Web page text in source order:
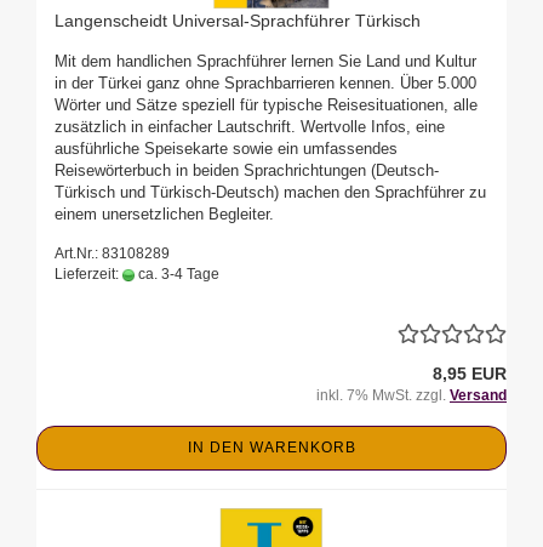
Langenscheidt Universal-Sprachführer Türkisch
Mit dem handlichen Sprachführer lernen Sie Land und Kultur
in der Türkei ganz ohne Sprachbarrieren kennen. Über 5.000
Wörter und Sätze speziell für typische Reisesituationen, alle
zusätzlich in einfacher Lautschrift. Wertvolle Infos, eine
ausführliche Speisekarte sowie ein umfassendes
Reisewörterbuch in beiden Sprachrichtungen (Deutsch-
Türkisch und Türkisch-Deutsch) machen den Sprachführer zu
einem unersetzlichen Begleiter.
Art.Nr.: 83108289
Lieferzeit:
ca. 3-4 Tage
8,95 EUR
inkl. 7% MwSt. zzgl. Versand
IN DEN WARENKORB